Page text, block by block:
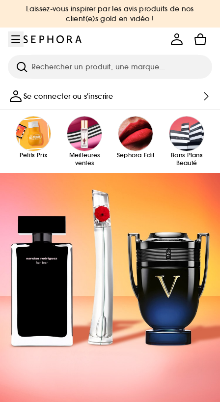
Aller au menu
Aller au contenu principal
Aller au pied de page
Laissez-vous inspirer par les avis produits de nos
client(e)s gold en vidéo !
Recherche
Se connecter ou s'inscrire
Petits Prix
Meilleures
ventes
Sephora Edit
Bons Plans
Beauté